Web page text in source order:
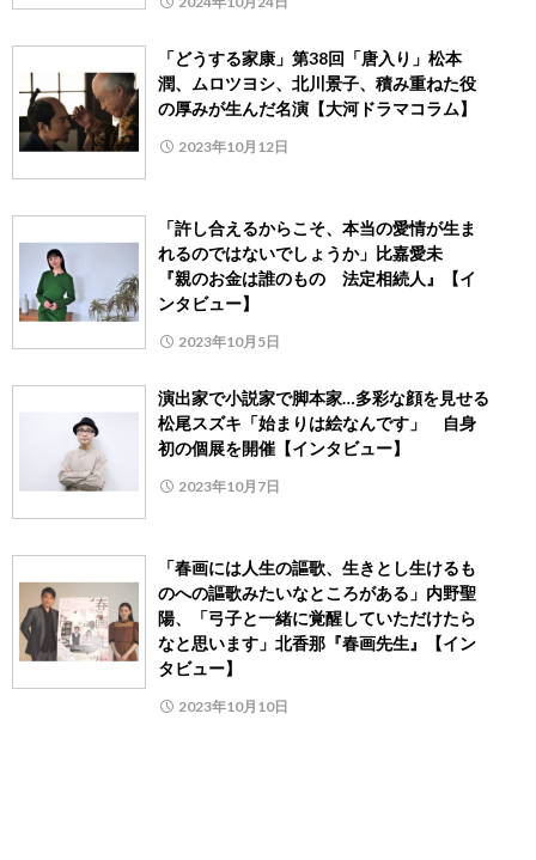
「どうする家康」第38回「唐入り」松本
潤、ムロツヨシ、北川景子、積み重ねた役
の厚みが生んだ名演【大河ドラマコラム】
2023年10月12日
「許し合えるからこそ、本当の愛情が生ま
れるのではないでしょうか」比嘉愛未
『親のお金は誰のもの 法定相続人』【イ
ンタビュー】
2023年10月5日
演出家で小説家で脚本家…多彩な顔を見せる
松尾スズキ「始まりは絵なんです」 自身
初の個展を開催【インタビュー】
2023年10月7日
「春画には人生の謳歌、生きとし生けるも
のへの謳歌みたいなところがある」内野聖
陽、「弓子と一緒に覚醒していただけたら
なと思います」北香那『春画先生』【イン
タビュー】
2023年10月10日